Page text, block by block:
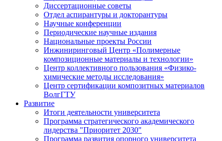
Диссертационные советы
Отдел аспирантуры и докторантуры
Научные конференции
Периодические научные издания
Национальные проекты России
Инжиниринговый Центр «Полимерные
композиционные материалы и технологии»
Центр коллективного пользования «Физико-
химические методы исследования»
Центр сертификации композитных материалов
ВолгГТУ
Развитие
Итоги деятельности университета
Программа стратегического академического
лидерства "Приоритет 2030"
Программа развития опорного университета